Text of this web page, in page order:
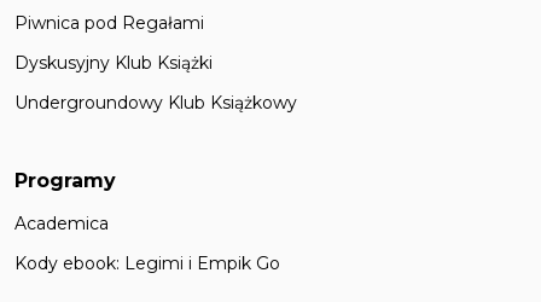
Piwnica pod Regałami
Dyskusyjny Klub Książki
Undergroundowy Klub Książkowy
Programy
Academica
Kody ebook: Legimi i Empik Go